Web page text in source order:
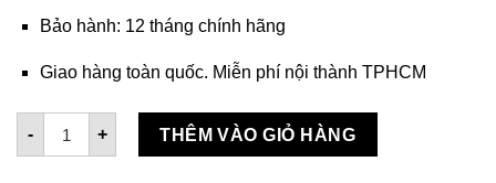
Bảo hành: 12 tháng chính hãng
Giao hàng toàn quốc. Miễn phí nội thành TPHCM
-
Quạt vuông gián tiếp Soffnet DF 138 số lượng
+ THÊM VÀO GIỎ HÀNG